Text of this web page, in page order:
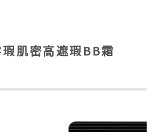
瑕肌密高遮瑕BB霜